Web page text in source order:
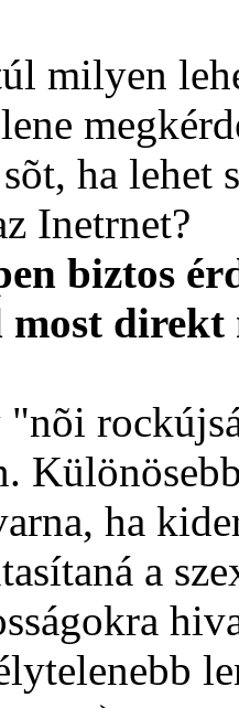
milyen
ha lehet
Inetrnet?
biztos
most
ha
a